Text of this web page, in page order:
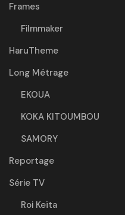
Frames
Filmmaker
HaruTheme
Long Métrage
EKOUA
KOKA KITOUMBOU
SAMORY
Reportage
Série TV
Roi Keïta